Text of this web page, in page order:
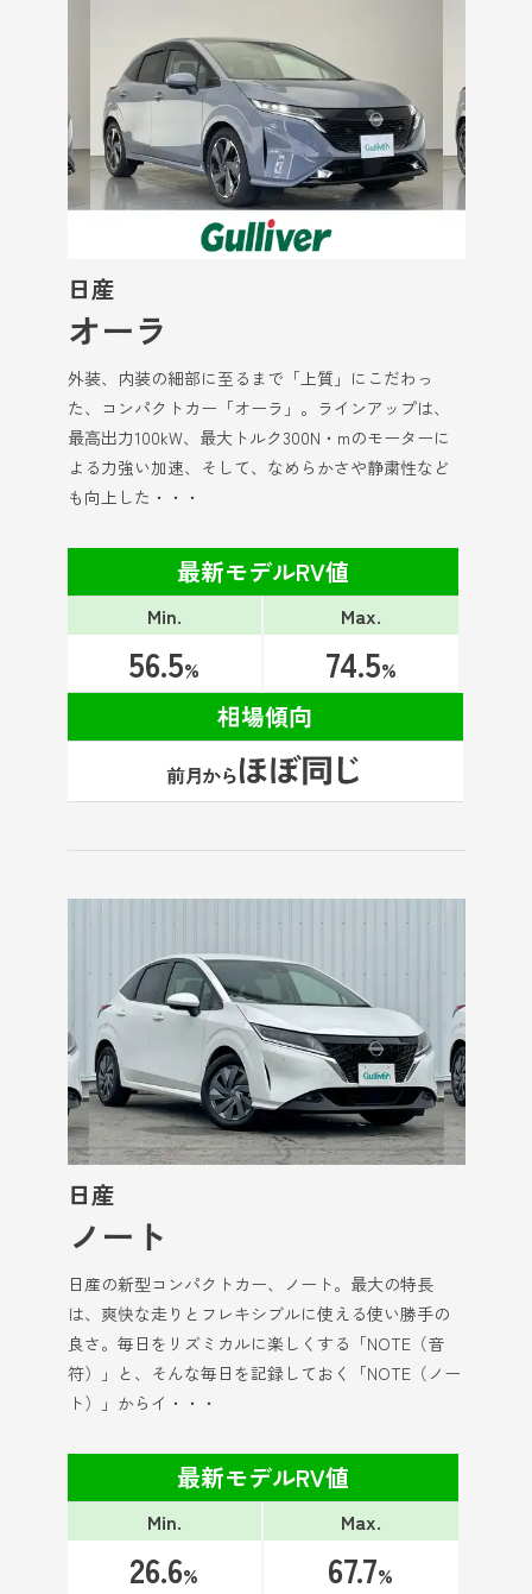
日産
オーラ
外装、内装の細部に至るまで「上質」にこだわっ
た、コンパクトカー「オーラ」。ラインアップは、
最高出力100kW、最大トルク300N・mのモーターに
よる力強い加速、そして、なめらかさや静粛性など
も向上した・・・
最新モデルRV値
Min.
56.5%
Max.
74.5%
相場傾向
日産
ノート
日産の新型コンパクトカー、ノート。最大の特長
は、爽快な走りとフレキシブルに使える使い勝手の
良さ。毎日をリズミカルに楽しくする「NOTE（音
符）」と、そんな毎日を記録しておく「NOTE（ノー
ト）」からイ・・・
最新モデルRV値
Min.
26.6%
Max.
67.7%